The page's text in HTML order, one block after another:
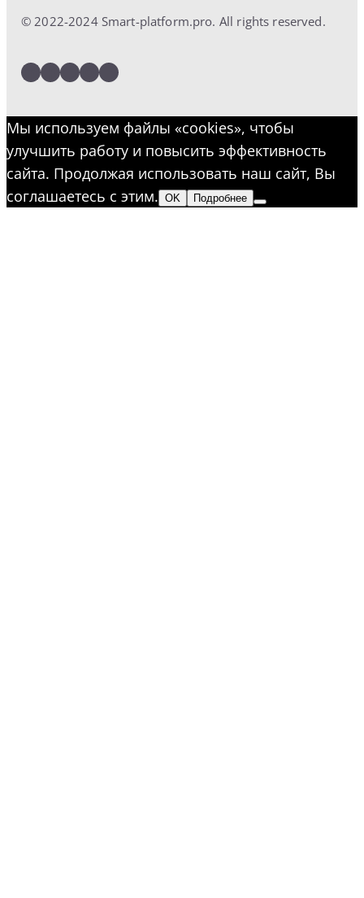
© 2022-2024 Smart-platform.pro. All rights reserved.
LinkedIn
Facebook
Twitter
Instagram
YouTube
Мы используем файлы «cookies», чтобы
улучшить работу и повысить эффективность
сайта. Продолжая использовать наш сайт, Вы
соглашаетесь с этим. OK Подробнее